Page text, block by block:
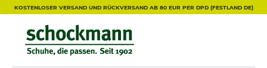
KOSTENLOSER VERSAND UND RÜCKVERSAND AB 80 EUR PER DPD (FESTLAND DE)